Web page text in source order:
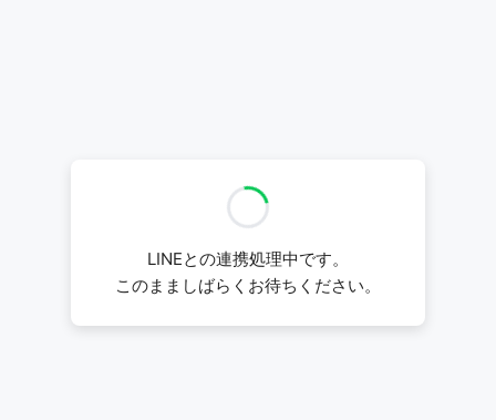
LINEとの連携処理中です。
このまましばらくお待ちください。